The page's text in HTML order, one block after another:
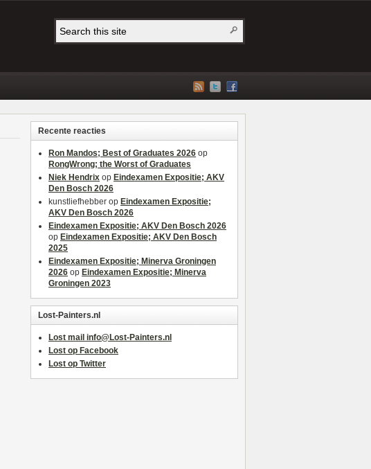
Recente reacties
Ron Mandos; Best of Graduates 2026 op
RongWrong; the Worst of Graduates
Niek Hendrix op Eindexamen Expositie; AKV
Den Bosch 2026
kunstliefhebber op Eindexamen Expositie;
AKV Den Bosch 2026
Eindexamen Expositie; AKV Den Bosch 2026
op Eindexamen Expositie; AKV Den Bosch
2025
Eindexamen Expositie; Minerva Groningen
2026 op Eindexamen Expositie; Minerva
Groningen 2023
Lost-Painters.nl
Lost mail info@Lost-Painters.nl
Lost op Facebook
Lost op Twitter